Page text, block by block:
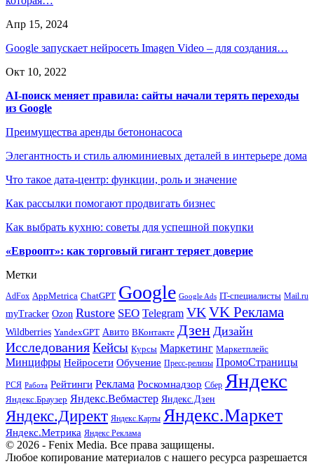
Апр 15, 2024
Google запускает нейросеть Imagen Video – для создания…
Окт 10, 2022
AI-поиск меняет правила: сайты начали терять переходы
из Google
Преимущества аренды бетононасоса
Элегантность и стиль алюминиевых деталей в интерьере дома
Что такое дата-центр: функции, роль и значение
Как рассылки помогают продвигать бизнес
Как выбрать кухню: советы для успешной покупки
«Евроопт»: как торговый гигант теряет доверие
Метки
AdFox AppMetrica ChatGPT Google Google Ads IT-специалисты Mail.ru
myTracker Ozon Rustore SEO Telegram VKVK Реклама
Wildberries YandexGPT Авито ВКонтакте Дзен Дизайн
ИсследованияКейсы Курсы Маркетинг Маркетплейс
Минцифры Нейросети Обучение Пресс-релизы ПромоСтраницы
РСЯ Работа Рейтинги Реклама Роскомнадзор Сбер Яндекс
Яндекс.Браузер Яндекс.Вебмастер Яндекс.Дзен
Яндекс.Директ Яндекс.Карты Яндекс.Маркет
Яндекс.Метрика Яндекс Реклама
© 2026 - Fenix Media. Все права защищены.
Любое копирование материалов с нашего ресурса разрешается